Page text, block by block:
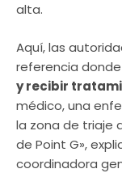
alta.
Aquí, las
referencia
y recibir
médico, una
la zona de triaje
de Point G»,
coordinadora